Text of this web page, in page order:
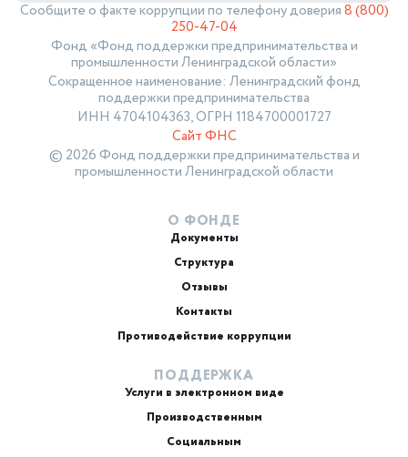
Сообщите о факте коррупции по телефону доверия8 (800)
250-47-04
Фонд «Фонд поддержки предпринимательства и
промышленности Ленинградской области»
Сокращенное наименование: Ленинградский фонд
поддержки предпринимательства
ИНН 4704104363, ОГРН 1184700001727
Сайт ФНС
© 2026 Фонд поддержки предпринимательства и
промышленности Ленинградской области
О ФОНДЕ
Документы
Структура
Отзывы
Контакты
Противодействие коррупции
ПОДДЕРЖКА
Услуги в электронном виде
Производственным
Социальным